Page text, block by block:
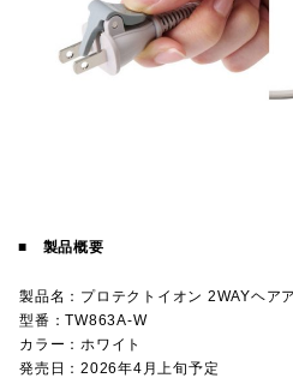
■ 製品概要
製品名：プロテクトイオン 2WAYヘア
型番：TW863A-W
カラー：ホワイト
発売日：2026年4月上旬予定